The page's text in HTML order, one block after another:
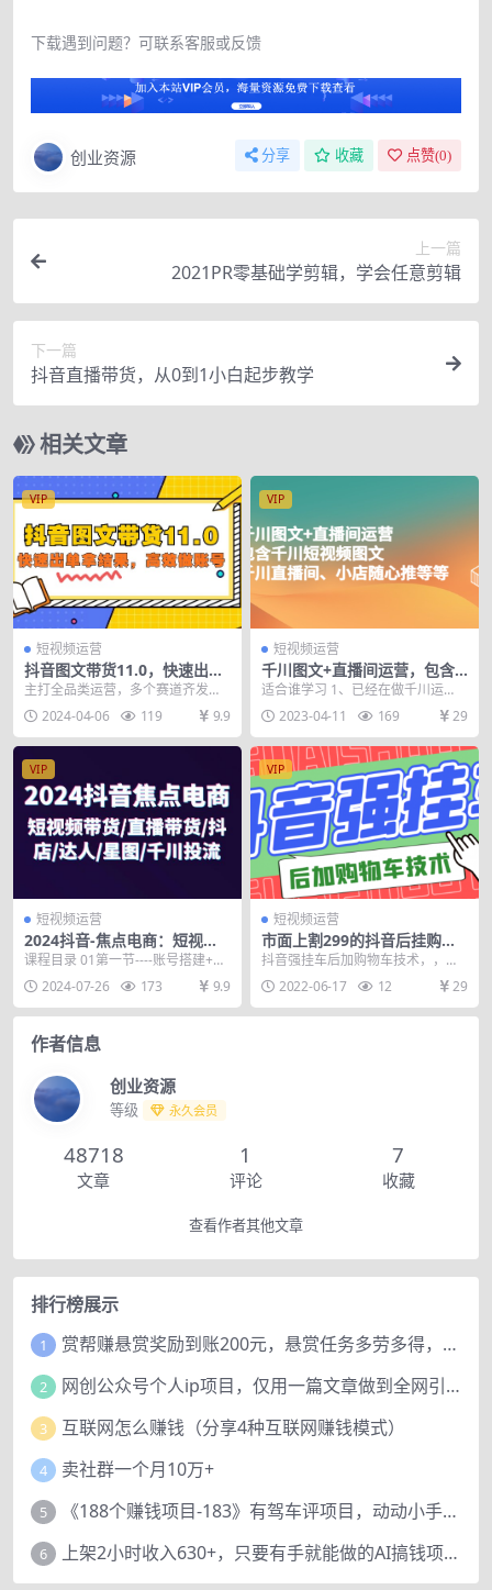
下载遇到问题？可联系客服或反馈
创业资源 分享 收藏 点赞(0)
上一篇
2021PR零基础学剪辑，学会任意剪辑
下一篇
抖音直播带货，从0到1小白起步教学
相关文章
VIP
短视频运营
抖音图文带货11.0，快速出单
拿结果，高效做账号（基础课
+精英课=92节）
主打全品类运营，多个赛道齐发力
达人更容易找准品类，快速出单拿
结果，高效做账号 基...
2024-04-06 119 9.9
VIP
短视频运营
千川图文+直播间运营，包含
千川短视频图文、千川直播
间、小店随心推等等
适合谁学习 1、已经在做千川运
营、短视频图文、直播间的朋友；
2、准备做千川运营...
2023-04-11 169 29
VIP
短视频运营
2024抖音-焦点电商：短视频
带货/直播带货/抖店/达人/星
课程目录 01第一节----账号搭建+巨
量算数+抖音认知流程梳理.mp4 02
第...2024-07-26 173 9.9
VIP
短视频运营
市面上割299的抖音后挂购物
车技术
抖音强挂车后加购物车技术，，出
售，，是技术，不是软件 市面上大
佬都在用的方法，技...
2022-06-17 12 29
作者信息
创业资源
等级 永久会员
48718
文章
1
评论
7
收藏
查看作者其他文章
排行榜展示
1 赏帮赚悬赏奖励到账200元，悬赏任务多劳多得，人人可做。
2 网创公众号个人ip项目，仅用一篇文章做到全网引流！
3 互联网怎么赚钱（分享4种互联网赚钱模式）
4 卖社群一个月10万+
5 《188个赚钱项目-183》有驾车评项目，动动小手，复制粘贴赚44元！
6 上架2小时收入630+，只要有手就能做的AI搞钱项目，奶奶看完都能学会!